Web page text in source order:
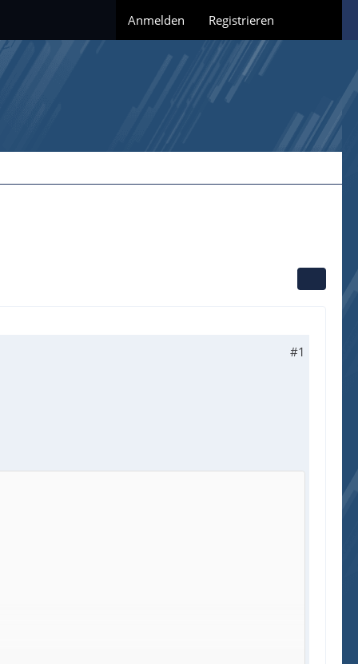
Anmelden Registrieren
#1